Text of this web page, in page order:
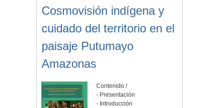
Cosmovisión indígena y
cuidado del territorio en el
paisaje Putumayo
Amazonas
Contenido /
- Presentación
- Introducción